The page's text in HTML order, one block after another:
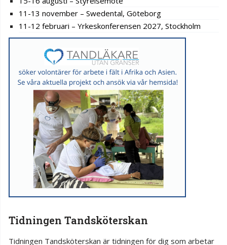
11-13 november – Swedental, Göteborg
11-12 februari – Yrkeskonferensen 2027, Stockholm
Tidningen Tandsköterskan
Tidningen Tandsköterskan är tidningen för dig som arbetar